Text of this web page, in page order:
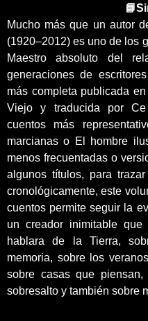
Mucho más que un autor
(1920–2012) es uno de los
Maestro absoluto del
generaciones de
más completa publicada
Viejo y traducida por
cuentos más
marcianas o El hombre
menos frecuentadas o
algunos títulos, para
cronológicamente, este
cuentos permite seguir la
un creador inimitable
hablara de la Tierra,
memoria, sobre los
sobre casas que
sobresalto y también sobre